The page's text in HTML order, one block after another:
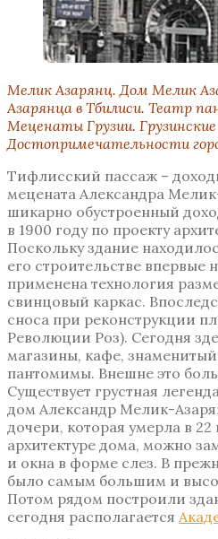
Мелик Азарянц. Дом Мелик
Азарянца в Тбилиси. Театр
Меценаты Грузии.
Достопримечательности
Тифлисский пассаж –
мецената Александра
шикарно обустроенный
в 1900 году по проекту
Поскольку здание
его строительстве впервые
применена технология
свинцовый каркас.
сноса при реконструкции
Революции Роз). Сегодня
магазины, кафе,
пантомимы. Внешне это
Существует грустная
дом Александр Мелик-
дочери, которая умерла в
архитектуре дома, можно
и окна в форме слез. В
было самым большим и
Потом рядом построили
сегодня располагается